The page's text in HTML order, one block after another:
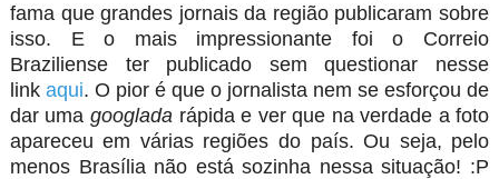
fama que grandes jornais da região publicaram sobre
isso. E o mais impressionante foi o Correio
Braziliense ter publicado sem questionar nesse
link aqui. O pior é que o jornalista nem se esforçou de
dar uma googlada rápida e ver que na verdade a foto
apareceu em várias regiões do país. Ou seja, pelo
menos Brasília não está sozinha nessa situação! :P